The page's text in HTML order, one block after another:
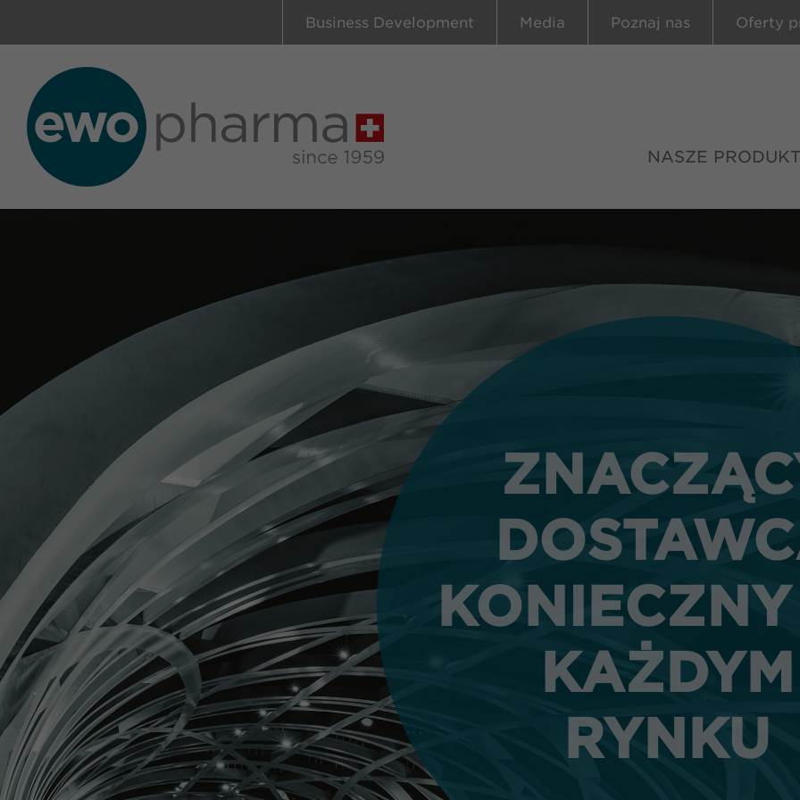
Business Development Media Poznaj nas Oferty
NASZE
KAŻDYM
RYNKU
KAŻDYM
RYNKU